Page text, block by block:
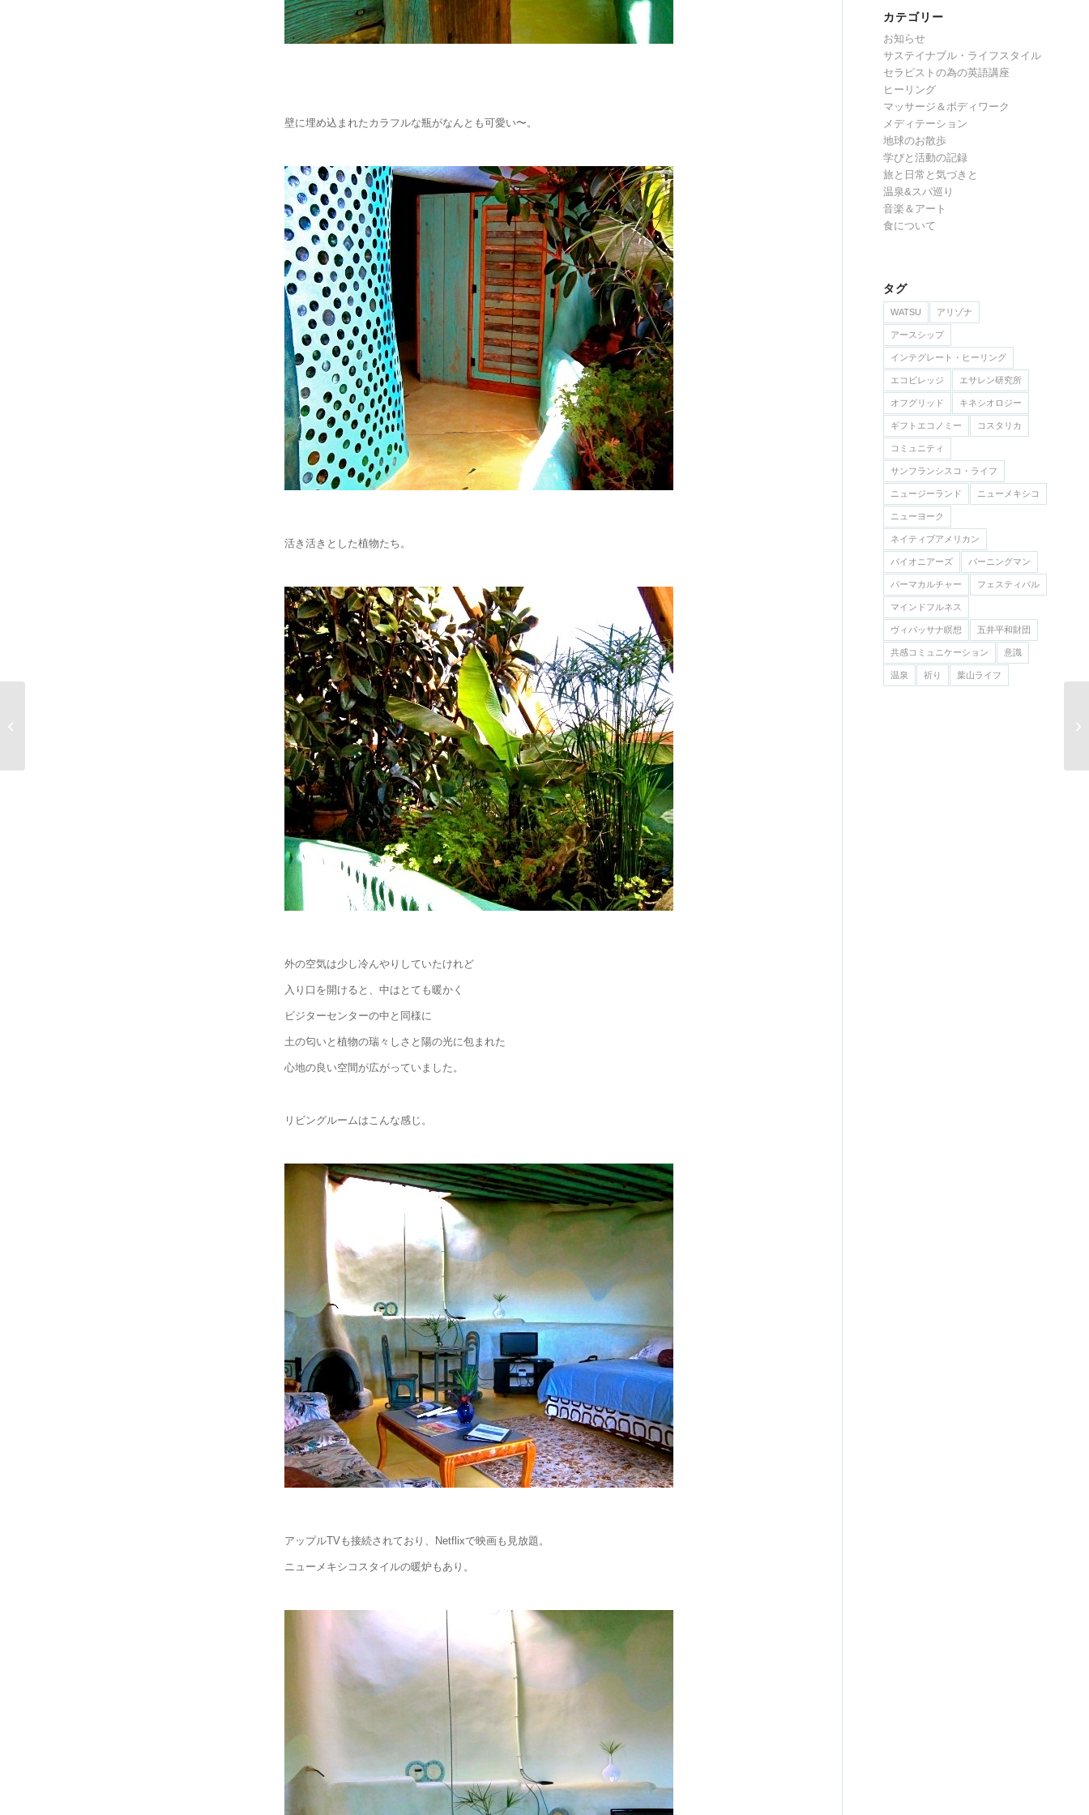
壁に埋め込まれたカラフルな瓶がなんとも可愛い〜。
活き活きとした植物たち。
外の空気は少し冷んやりしていたけれど
入り口を開けると、中はとても暖かく
ビジターセンターの中と同様に
土の匂いと植物の瑞々しさと陽の光に包まれた
心地の良い空間が広がっていました。
リビングルームはこんな感じ。
アップルTVも接続されており、Netflixで映画も見放題。
ニューメキシコスタイルの暖炉もあり。
カテゴリー
お知らせ
サステイナブル・ライフスタイル
セラピストの為の英語講座
ヒーリング
マッサージ＆ボディワーク
メディテーション
地球のお散歩
学びと活動の記録
旅と日常と気づきと
温泉&スパ巡り
音楽＆アート
食について
タグ
WATSU アリゾナ
アースシップ
インテグレート・ヒーリング
エコビレッジ エサレン研究所
オフグリッド キネシオロジー
ギフトエコノミー コスタリカ
コミュニティ
サンフランシスコ・ライフ
ニュージーランド ニューメキシコ
ニューヨーク
ネイティブアメリカン
バイオニアーズ バーニングマン
パーマカルチャー フェスティバル
マインドフルネス
ヴィパッサナ瞑想 五井平和財団
共感コミュニケーション 意識
温泉 祈り 葉山ライフ